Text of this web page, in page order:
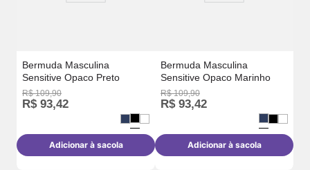
Bermuda Masculina
Sensitive Opaco Preto
R$ 109,90
R$ 93,42
Adicionar à sacola
Bermuda Masculina
Sensitive Opaco Marinho
R$ 109,90
R$ 93,42
Adicionar à sacola